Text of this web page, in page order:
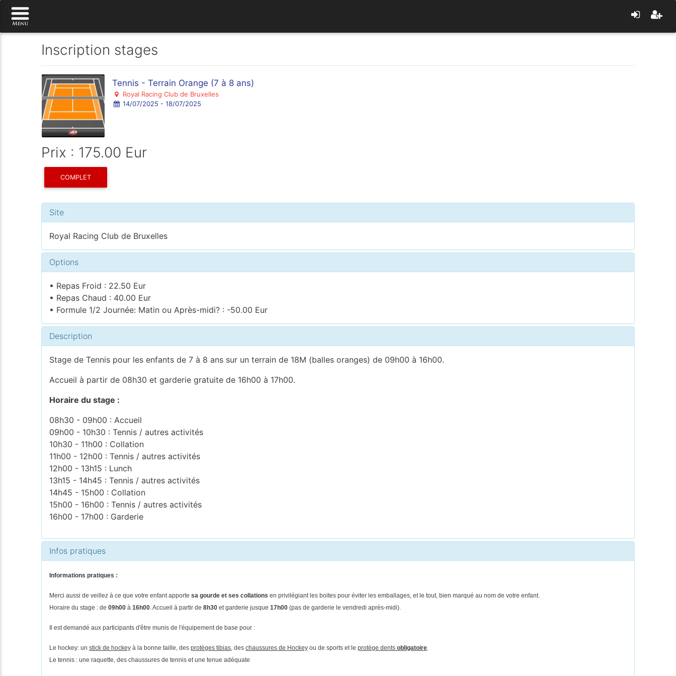
Inscription stages
Tennis - Terrain Orange (7 à 8 ans)
Royal Racing Club de Bruxelles
14/07/2025 - 18/07/2025
Prix : 175.00 Eur
COMPLET
Site
Royal Racing Club de Bruxelles
Options
• Repas Froid : 22.50 Eur
• Repas Chaud : 40.00 Eur
• Formule 1/2 Journée: Matin ou Après-midi? : -50.00 Eur
Description
Stage de Tennis pour les enfants de 7 à 8 ans sur un terrain de 18M (balles oranges) de 09h00 à 16h00.
Accueil à partir de 08h30 et garderie gratuite de 16h00 à 17h00.
Horaire du stage :
08h30 - 09h00 : Accueil
09h00 - 10h30 : Tennis / autres activités
10h30 - 11h00 : Collation
11h00 - 12h00 : Tennis / autres activités
12h00 - 13h15 : Lunch
13h15 - 14h45 : Tennis / autres activités
14h45 - 15h00 : Collation
15h00 - 16h00 : Tennis / autres activités
16h00 - 17h00 : Garderie
Infos pratiques
Informations pratiques :
Merci aussi de veillez à ce que votre enfant apporte sa gourde et ses collations en privilégiant les boites pour éviter les emballages, et le tout, bien marqué au nom de votre enfant.
Horaire du stage : de09h00à16h00 . Accueil à partir de8h30 et garderie jusque17h00(pas de garderie le vendredi après-midi).
Il est demandé aux participants d'être munis de l'équipement de base pour :
Le hockey: unstick de hockey à la bonne taille, desprotèges tibias , deschaussures de Hockey ou de sports et leprotège dentsobligatoire
Le tennis : une raquette, des chaussures de tennis et une tenue adéquate